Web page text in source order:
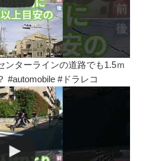
ンターラインの道路でも1.5ｍ
#automobile #ドラレコ